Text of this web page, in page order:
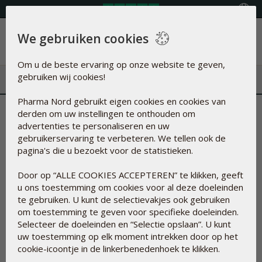
Menu
behandelopties
12 mei 2021
Neurodegeneratieve ziektebeelden zoals dementie en
Parkinson komen steeds vaker voor. Ook op jonge leeftijd
zien we door chronische stress, trauma, langdurige
depressie en auto-immuunziektes degeneratie van de
We gebruiken cookies
Om u de beste ervaring op onze website te geven,
gebruiken wij cookies!
Pharma Nord gebruikt eigen cookies en cookies van
derden om uw instellingen te onthouden om
advertenties te personaliseren en uw
gebruikerservaring te verbeteren. We tellen ook de
pagina's die u bezoekt voor de statistieken.
Door op “ALLE COOKIES ACCEPTEREN” te klikken, geeft
u ons toestemming om cookies voor al deze doeleinden
te gebruiken. U kunt de selectievakjes ook gebruiken
om toestemming te geven voor specifieke doeleinden.
Selecteer de doeleinden en “Selectie opslaan”. U kunt
uw toestemming op elk moment intrekken door op het
cookie-icoontje in de linkerbenedenhoek te klikken.